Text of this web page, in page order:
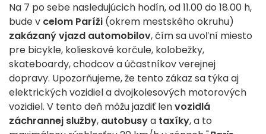
Na 7 po sebe nasledujúcich hodín, od 11.00 do 18.00 h,
bude v celom Paríži (okrem mestského okruhu)
zakázaný vjazd automobilov, čím sa uvoľní miesto
pre bicykle, kolieskové korčule, kolobežky,
skateboardy, chodcov a účastníkov verejnej
dopravy. Upozorňujeme, že tento zákaz sa týka aj
elektrických vozidiel a dvojkolesových motorových
vozidiel. V tento deň môžu jazdiť lenvozidlá
záchrannej služby, autobusya taxíky, a to